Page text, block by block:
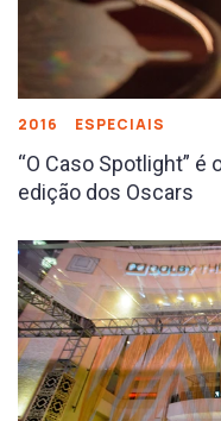
2016 ESPECIAIS
“O Caso Spotlight”
edição dos Oscars